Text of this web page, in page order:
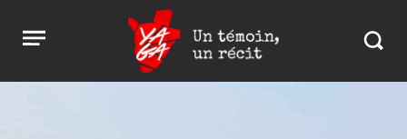
Open
menu
Yaga
Burundi
Search